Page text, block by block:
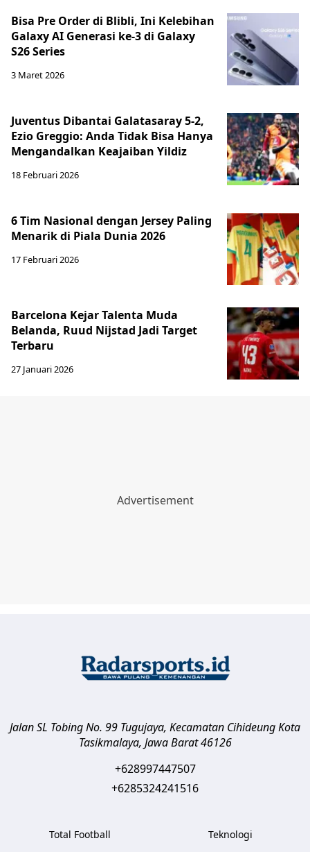
Bisa Pre Order di Blibli, Ini Kelebihan
Galaxy AI Generasi ke-3 di Galaxy
S26 Series
3 Maret 2026
Juventus Dibantai Galatasaray 5-2,
Ezio Greggio: Anda Tidak Bisa Hanya
Mengandalkan Keajaiban Yildiz
18 Februari 2026
6 Tim Nasional dengan Jersey Paling
Menarik di Piala Dunia 2026
17 Februari 2026
Barcelona Kejar Talenta Muda
Belanda, Ruud Nijstad Jadi Target
Terbaru
27 Januari 2026
Jalan SL Tobing No. 99 Tugujaya, Kecamatan CihideungKota
Tasikmalaya, Jawa Barat 46126
+628997447507
+6285324241516
Total Football Teknologi